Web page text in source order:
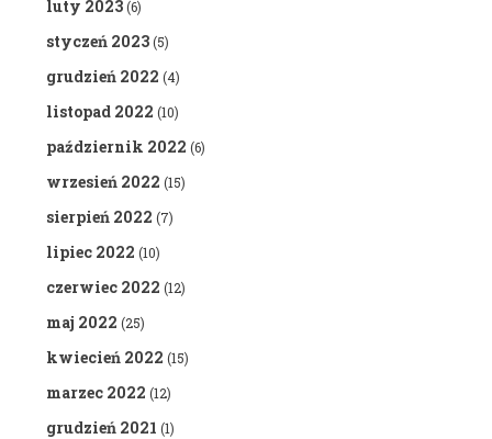
luty 2023(6)
styczeń 2023(5)
grudzień 2022 (4)
listopad 2022 (10)
październik 2022 (6)
wrzesień 2022 (15)
sierpień 2022 (7)
lipiec 2022 (10)
czerwiec 2022 (12)
maj 2022 (25)
kwiecień 2022 (15)
marzec 2022 (12)
grudzień 2021 (1)